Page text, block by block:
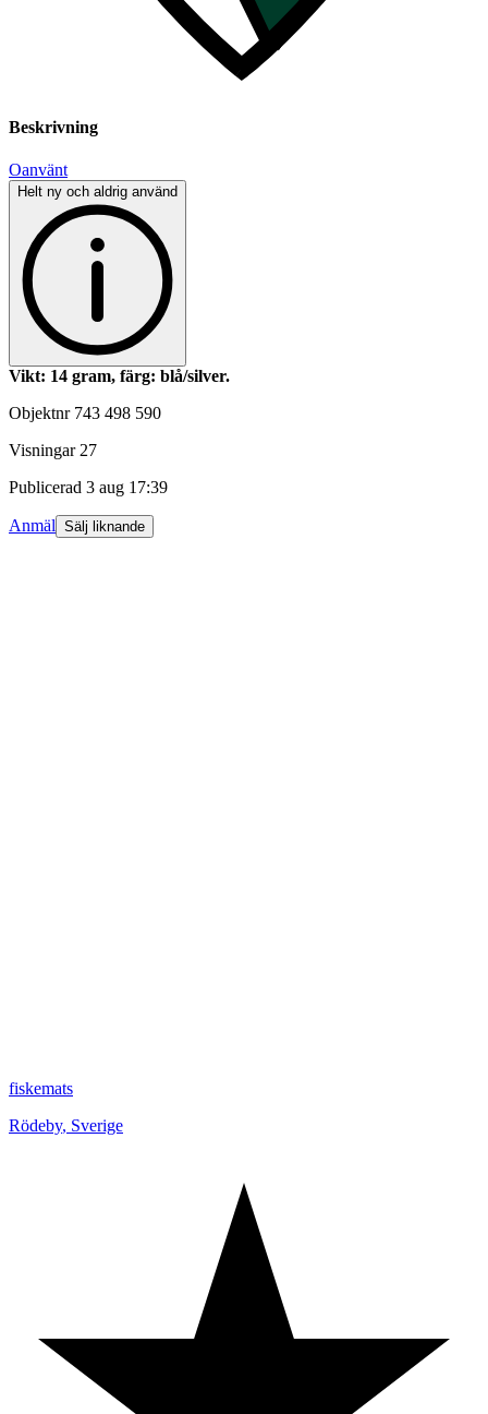
Beskrivning
Oanvänt
Helt ny och aldrig använd
Vikt: 14 gram, färg: blå/silver.
Objektnr 743 498 590
Visningar 27
Publicerad 3 aug 17:39
Anmäl Sälj liknande
fiskemats
Rödeby, Sverige